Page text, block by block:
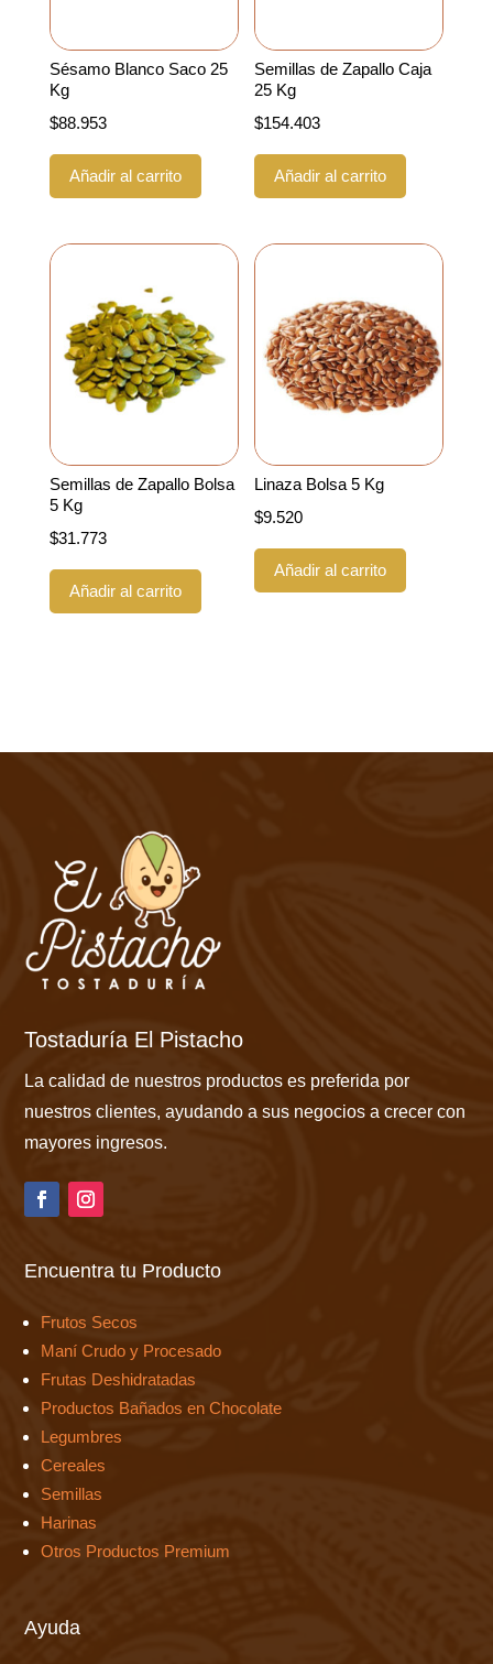
Sésamo Blanco Saco 25
Kg
$88.953
Añadir al carrito
Semillas de Zapallo Caja
25 Kg
$154.403
Añadir al carrito
Semillas de Zapallo Bolsa
5 Kg
$31.773
Añadir al carrito
Linaza Bolsa 5 Kg
$9.520
Añadir al carrito
Tostaduría El Pistacho
La calidad de nuestros productos es preferida por
nuestros clientes, ayudando a sus negocios a crecer con
mayores ingresos.
Encuentra tu Producto
Frutos Secos
Maní Crudo y Procesado
Frutas Deshidratadas
Productos Bañados en Chocolate
Legumbres
Cereales
Semillas
Harinas
Otros Productos Premium
Ayuda